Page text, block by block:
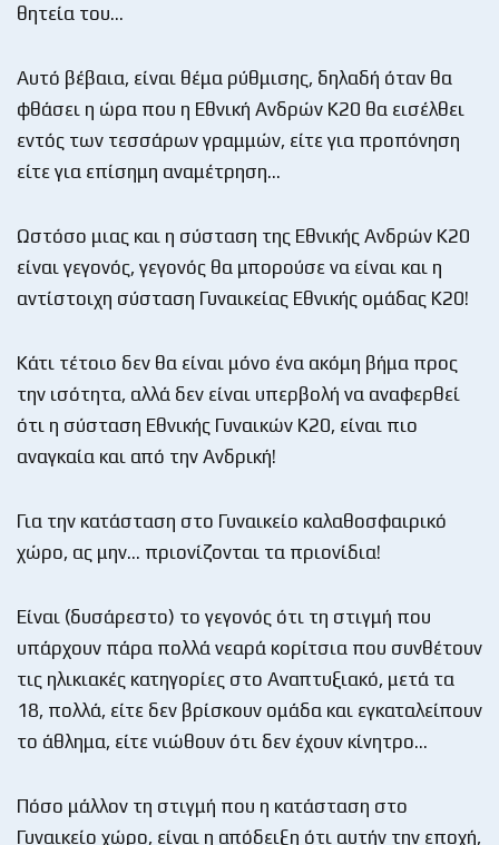
θητεία του…
Αυτό βέβαια, είναι θέμα ρύθμισης, δηλαδή όταν θα
φθάσει η ώρα που η Εθνική Ανδρών Κ20 θα εισέλθει
εντός των τεσσάρων γραμμών, είτε για προπόνηση
είτε για επίσημη αναμέτρηση…
Ωστόσο μιας και η σύσταση της Εθνικής Ανδρών Κ20
είναι γεγονός, γεγονός θα μπορούσε να είναι και η
αντίστοιχη σύσταση Γυναικείας Εθνικής ομάδας Κ20!
Κάτι τέτοιο δεν θα είναι μόνο ένα ακόμη βήμα προς
την ισότητα, αλλά δεν είναι υπερβολή να αναφερθεί
ότι η σύσταση Εθνικής Γυναικών Κ20, είναι πιο
αναγκαία και από την Ανδρική!
Για την κατάσταση στο Γυναικείο καλαθοσφαιρικό
χώρο, ας μην… πριονίζονται τα πριονίδια!
Είναι (δυσάρεστο) το γεγονός ότι τη στιγμή που
υπάρχουν πάρα πολλά νεαρά κορίτσια που συνθέτουν
τις ηλικιακές κατηγορίες στο Αναπτυξιακό, μετά τα
18, πολλά, είτε δεν βρίσκουν ομάδα και εγκαταλείπουν
το άθλημα, είτε νιώθουν ότι δεν έχουν κίνητρο…
Πόσο μάλλον τη στιγμή που η κατάσταση στο
Γυναικείο χώρο, είναι η απόδειξη ότι αυτήν την εποχή,